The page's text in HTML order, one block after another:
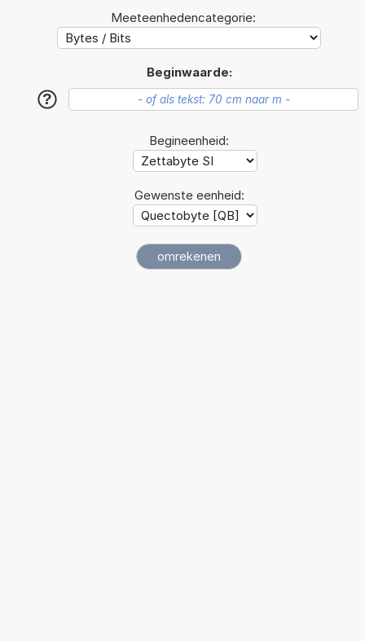
Meeteenhedencategorie:
Beginwaarde:
?
Begineenheid:
Gewenste eenheid: